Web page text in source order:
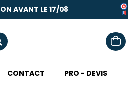
AVANT LE 17/08
CONTACT PRO - DEVIS